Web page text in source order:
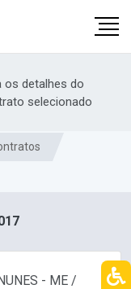
os detalhes do
selecionado
- ME /